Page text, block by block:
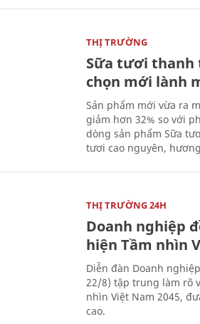
THỊ TRƯỜNG
Sữa tươi
chọn mới lành
Sản phẩm mới vừa ra
giảm hơn 32% so với
dòng sản phẩm Sữa
tươi cao nguyên,
THỊ TRƯỜNG 24H
Doanh nghiệp
hiện Tầm nhìn
Diễn đàn Doanh
22/8) tập trung làm rõ
nhìn Việt Nam 2045,
cao.